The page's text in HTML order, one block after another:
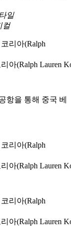
일
컬
아(Ralph Lauren
항을 통해 중국 베
아(Ralph Lauren
아(Ralph Lauren